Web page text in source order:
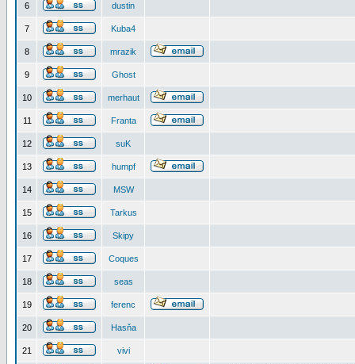
6 dustin
7 Kuba4
8 mrazik
9 Ghost
10 merhaut
11 Franta
12 suK
13 humpf
14 MSW
15 Tarkus
16 Skipy
17 Coques
18 seas
19 ferenc
20 Hasňa
21 vivi